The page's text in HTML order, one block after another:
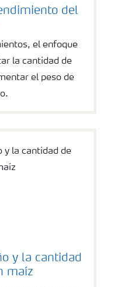
del
el enfoque
la cantidad de
el peso de
y la cantidad
maíz